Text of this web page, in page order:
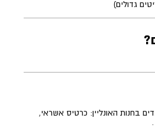
בחנות האונליין: כרטיס אשראי,